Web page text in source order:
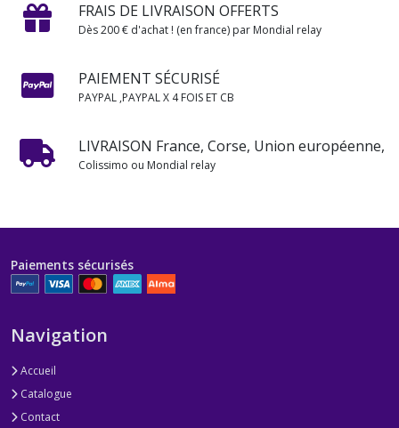
FRAIS DE LIVRAISON OFFERTS
Dès 200 € d'achat ! (en france) par Mondial relay
PAIEMENT SÉCURISÉ
PAYPAL ,PAYPAL X 4 FOIS ET CB
LIVRAISON France, Corse, Union européenne,
Colissimo ou Mondial relay
Paiements sécurisés
Navigation
Accueil
Catalogue
Contact